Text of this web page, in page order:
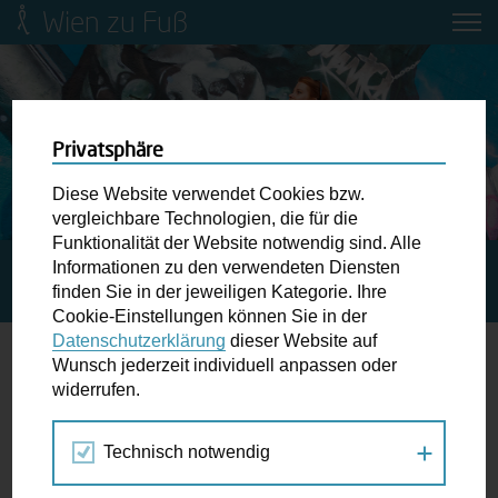
Wien zu Fuß
Mobilitätsbildung für Kinder und
Jugendliche
Ringstraße-Neugestaltung
Wiener Fußwegekarte
Newsletter abonnieren
Wunschbox
der Ampel ...
STARTSEITE SPAZIERGANG KALENDER
„BLICK
HINTER DIE KULISSEN“ – TOUR „SMART CAMPUS“
30.
SEP
2016
Privatsphäre
Diese Website verwendet Cookies bzw.
vergleichbare Technologien, die für die
Funktionalität der Website notwendig sind. Alle
Informationen zu den verwendeten Diensten
finden Sie in der jeweiligen Kategorie. Ihre
Cookie-Einstellungen können Sie in der
Datenschutzerklärung dieser Website auf
Wunsch jederzeit individuell anpassen oder
widerrufen.
Technisch notwendig